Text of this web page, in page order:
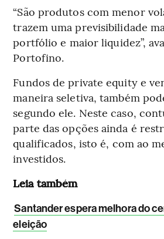
“São produtos com menor
trazem uma previsibilidade
portfólio e maior liquidez”,
Portofino.
Fundos de private equity e
maneira seletiva, também
segundo ele. Neste caso,
parte das opções ainda é
qualificados, isto é, com ao
investidos.
Leia também
Santander espera melhora do
eleição